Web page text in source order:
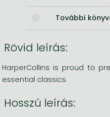
További
Rövid leírás:
HarperCollins is proud to
essential classics.
Hosszú leírás: